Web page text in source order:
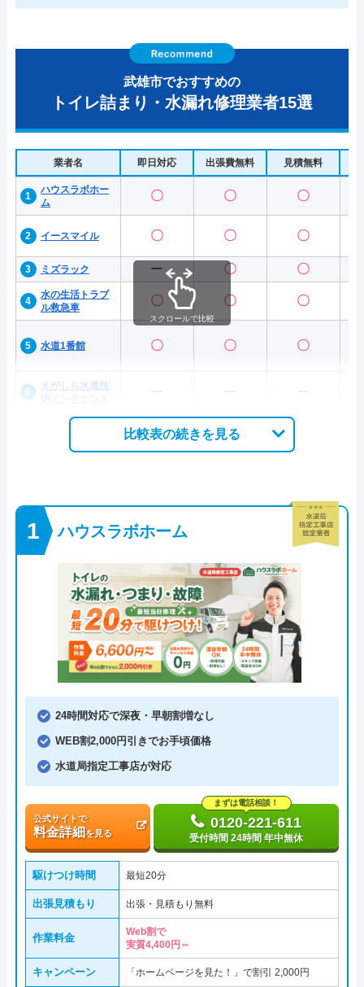
武雄市でおすすめの
トイレ詰まり・水漏れ修理業者15選
業者名 即日対応 出張費無料 見積無料
ハウスラボホー
ム
〇 〇 〇
イースマイル 〇 〇 〇
ミズラック ー 〇 〇
水の生活トラブ
ル救急車
〇 〇 〇
水道1番館 〇 〇 〇
えがしら水道技
スクロールで比較
比較表の続きを見る
ハウスラボホーム
24時間対応で深夜・早朝割増なし
WEB割2,000円引きでお手頃価格
水道局指定工事店が対応
公式サイトで
料金詳細を見る
まずは電話相談！
0120-221-611
受付時間 24時間 年中無休
駆けつけ時間 最短20分
出張見積もり 出張・見積もり無料
作業料金
Web割で
実質4,400円～
キャンペーン 「ホームページを見た！」で割引 2,000円